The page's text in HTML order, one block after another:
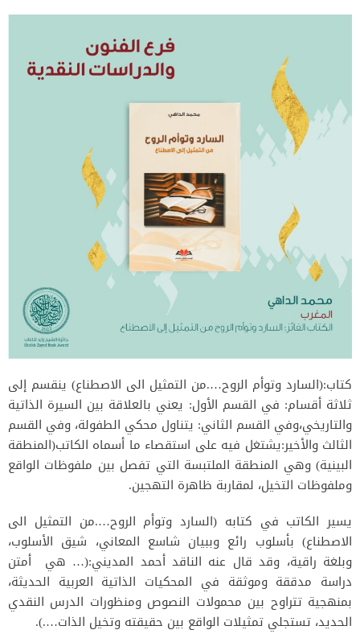
كتاب:(السارد وتوأم الروح….من التمثيل الى الاصطناع) ينقسم إلى
ثلاثة أقسام: في القسم الأول: يعني بالعلاقة بين السيرة الذاتية
والتاريخي،وفي القسم الثاني: يتناول محكي الطفولة، وفي القسم
الثالث والأخير:يشتغل فيه على استقصاء ما أسماه الكاتب(المنطقة
البينية) وهي المنطقة الملتبسة التي تفصل بين ملفوظات الواقع
وملفوظات التخيل، لمقاربة ظاهرة التهجين.
يسير الكاتب في كتابه (السارد وتوأم الروح….من التمثيل الى
الاصطناع) بأسلوب رائع وببيان شاسع المعاني، شيق الأسلوب،
وبلغة راقية، وقد قال عنه الناقد أحمد المديني:(… هي أمتن
دراسة مدققة وموثقة في المحكيات الذاتية العربية الحديثة،
بمنهجية تتراوح بين محمولات النصوص ومنظورات الدرس النقدي
الحديد، تستجلي تمثيلات الواقع بين حقيقته وتخيل الذات….).